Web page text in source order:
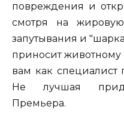
повреждения и
смотря на
запутывания и
приносит животному
вам как специалист
Не лучшая
Премьера.